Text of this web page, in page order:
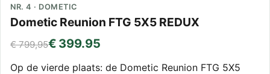
NR. 4 · DOMETIC
Dometic Reunion FTG 5X5 REDUX
€ 799,95€ 399.95
Op de vierde plaats: de Dometic Reunion FTG 5X5